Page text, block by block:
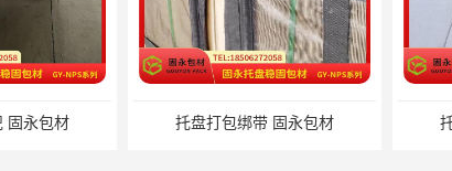
固永包材 托盘裹包布兜 固永包材